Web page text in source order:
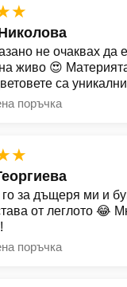
не очаквах да
живо 😍
са
поръчка
за дъщеря ми и
от леглото 😂
поръчка